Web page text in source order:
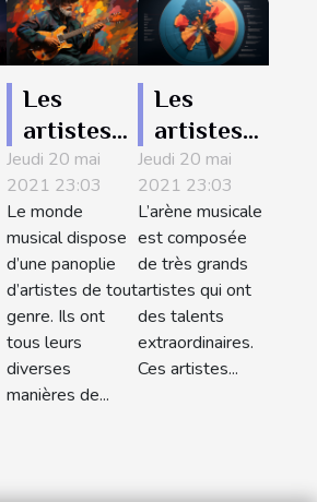
Les
artistes
les plus
riches du
monde en
cette
année
Jeudi 20 mai
2021 23:03
Le monde
musical dispose
d’une panoplie
d’artistes de tout
genre. Ils ont
tous leurs
diverses
manières de...
Les
artistes
qui ont
vendu le
grand
nombre
de
disques
au monde
Jeudi 20 mai
2021 23:03
L’arène musicale
est composée
de très grands
artistes qui ont
des talents
extraordinaires.
Ces artistes...